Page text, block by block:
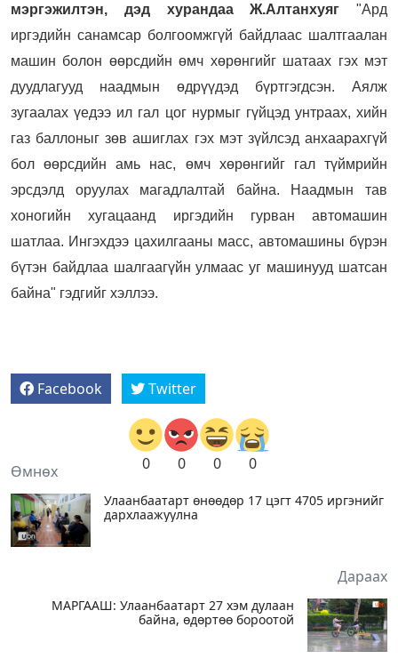
мэргэжилтэн, дэд хурандаа Ж.Алтанхуяг "Ард
иргэдийн санамсар болгоомжгүй байдлаас шалтгаалан
машин болон өөрсдийн өмч хөрөнгийг шатаах гэх мэт
дуудлагууд наадмын өдрүүдэд бүртгэгдсэн. Аялж
зугаалах үедээ ил гал цог нурмыг гүйцэд унтраах, хийн
газ баллоныг зөв ашиглах гэх мэт зүйлсэд анхаарахгүй
бол өөрсдийн амь нас, өмч хөрөнгийг гал түймрийн
эрсдэлд оруулах магадлалтай байна. Наадмын тав
хоногийн хугацаанд иргэдийн гурван автомашин
шатлаа. Ингэхдээ цахилгааны масс, автомашины бүрэн
бүтэн байдлаа шалгаагүйн улмаас уг машинууд шатсан
байна" гэдгийг хэллээ.
Facebook Twitter
0 0 0 0
Өмнөх
Улаанбаатарт өнөөдөр 17 цэгт 4705 иргэнийг
дархлаажуулна
Дараах
МАРГААШ: Улаанбаатарт 27 хэм дулаан
байна, өдөртөө бороотой